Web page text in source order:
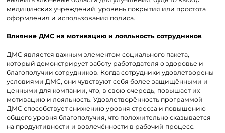
медицинских учреждений, уровень покрытия или простота
оформления и использования полиса.
Влияние ДМС на мотивацию и лояльность сотрудников
ДМС является важным элементом социального пакета,
который демонстрирует заботу работодателя о здоровье и
благополучии сотрудников. Когда сотрудники удовлетворены
условиями ДМС, они чувствуют себя более защищёнными и
ценными для компании, что, в свою очередь, повышает их
мотивацию и лояльность. Удовлетворённость программой
ДМС способствует снижению уровня стресса и повышению
общего уровня благополучия, что положительно сказывается
на продуктивности и вовлечённости в рабочий процесс.